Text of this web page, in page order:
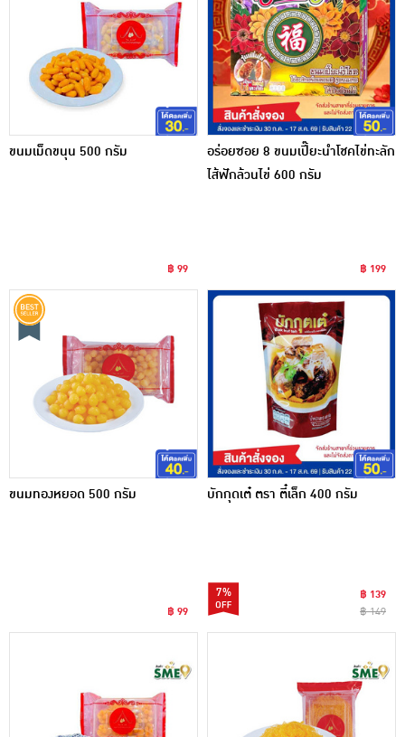
ขนมเม็ดขนุน 500 กรัม
฿ 99
อร่อยซอย 8 ขนมเปี๊ยะนำโชคไข่ทะลัก
ไส้ฟักล้วนไข่ 600 กรัม
฿ 199
ขนมทองหยอด 500 กรัม
฿ 99
บักกุดเต๋ ตรา ตี๋เล็ก 400 กรัม
7%
฿ 139
฿ 149